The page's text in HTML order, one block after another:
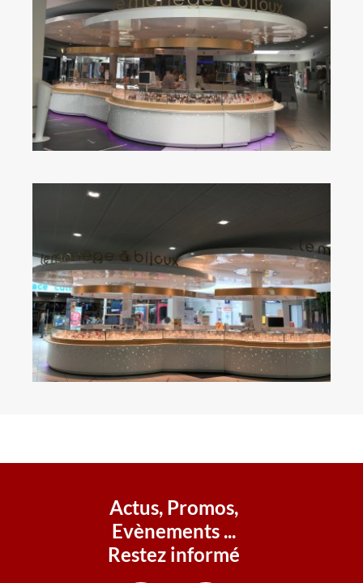
Actus, Promos,
Evènements ...
Restez informé